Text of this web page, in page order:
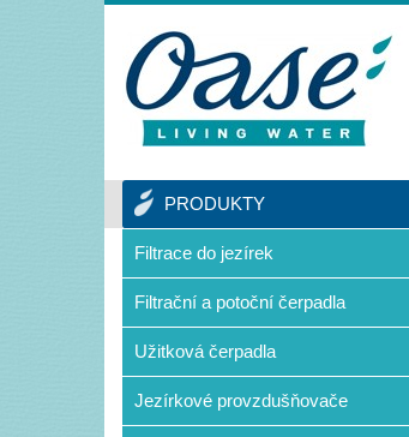
PRODUKTY
Filtrace do jezírek
Filtrační a potoční čerpadla
Užitková čerpadla
Jezírkové provzdušňovače